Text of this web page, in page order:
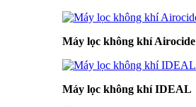
Máy lọc không khí Airocide
Máy lọc không khí IDEAL